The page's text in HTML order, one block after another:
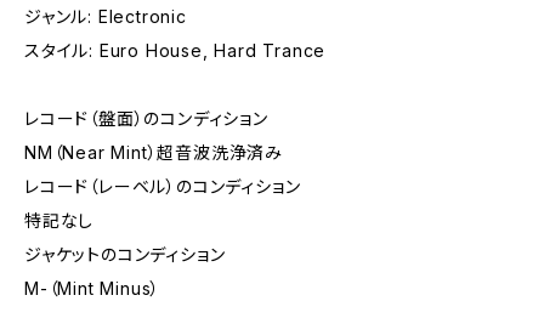
ジャンル: Electronic
スタイル: Euro House, Hard Trance
レコード（盤面）のコンディション
NM（Near Mint）超音波洗浄済み
レコード（レーベル）のコンディション
特記なし
ジャケットのコンディション
M-（Mint Minus）